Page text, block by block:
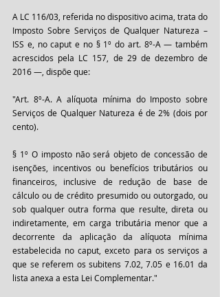
A LC 116/03, referida no dispositivo acima, trata do
Imposto Sobre Serviços de Qualquer Natureza –
ISS e, no caput e no § 1º do art. 8º-A — também
acrescidos pela LC 157, de 29 de dezembro de
2016 —, dispõe que:
"Art. 8º-A. A alíquota mínima do Imposto sobre
Serviços de Qualquer Natureza é de 2% (dois por
cento).
§ 1º O imposto não será objeto de concessão de
isenções, incentivos ou benefícios tributários ou
financeiros, inclusive de redução de base de
cálculo ou de crédito presumido ou outorgado, ou
sob qualquer outra forma que resulte, direta ou
indiretamente, em carga tributária menor que a
decorrente da aplicação da alíquota mínima
estabelecida no caput, exceto para os serviços a
que se referem os subitens 7.02, 7.05 e 16.01 da
lista anexa a esta Lei Complementar."